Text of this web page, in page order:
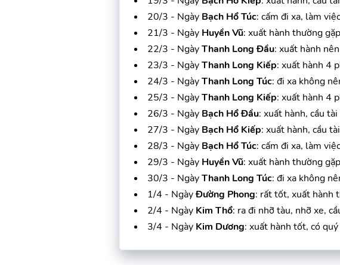
20/3 - Ngày Bạch Hổ Túc: cấm đi xa, làm
21/3 - Ngày Huyền Vũ: xuất hành thường
22/3 - NgàyThanh Long Đầu: xuất hành
23/3 - NgàyThanh Long Kiếp: xuất hành 4
24/3 - NgàyThanh Long Túc: đi xa không
25/3 - NgàyThanh Long Kiếp: xuất hành 4
26/3 - Ngày Bạch Hổ Đầu: xuất hành, cầu
27/3 - Ngày Bạch Hổ Kiếp: xuất hành, cầu
28/3 - Ngày Bạch Hổ Túc: cấm đi xa, làm
29/3 - Ngày Huyền Vũ: xuất hành thường
30/3 - NgàyThanh Long Túc: đi xa không
1/4 - NgàyĐường Phong: rất tốt, xuất hành
2/4 - Ngày Kim Thổ: ra đi nhỡ tàu, nhỡ xe,
3/4 - Ngày Kim Dương: xuất hành tốt, có